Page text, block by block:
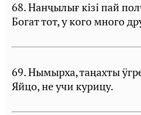
68. Нанҷылығ кiзi пай
Богат тот, у кого много
69. Нымырха, таңахты
Яйцо, не учи курицу.